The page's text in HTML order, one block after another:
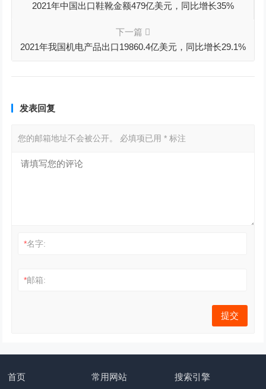
2021年中国出口鞋靴金额479亿美元，同比增长35%
下一篇
2021年我国机电产品出口19860.4亿美元，同比增长29.1%
发表回复
您的邮箱地址不会被公开。 必填项已用* 标注
*名字:
*邮箱:
首页 常用网站
搜索引擎